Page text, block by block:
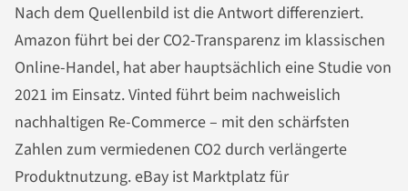
Nach dem Quellenbild ist die Antwort differenziert.
Amazon führt bei der CO2-Transparenz im klassischen
Online-Handel, hat aber hauptsächlich eine Studie von
2021 im Einsatz. Vinted führt beim nachweislich
nachhaltigen Re-Commerce – mit den schärfsten
Zahlen zum vermiedenen CO2 durch verlängerte
Produktnutzung. eBay ist Marktplatz für